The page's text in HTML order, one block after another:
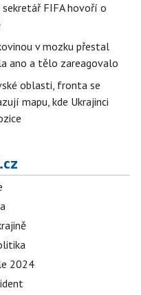
FIFA hovoří o
v mozku přestal
ano a tělo zareagovalo
oblasti, fronta se
mapu, kde Ukrajinci
2024